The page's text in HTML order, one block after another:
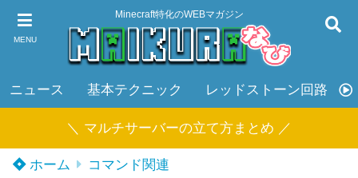
MENU
Minecraft特化のWEBマガジン
ニュース 基本テクニック レッドストーン回路
＼ マルチサーバーの立て方まとめ ／
ホーム コマンド関連